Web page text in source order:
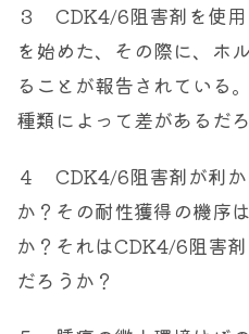
３ CDK4/6阻害剤を使
を始めた、その際に、ホ
ることが報告されている
種類によって差があるだ
４ CDK4/6阻害剤が利か
か？その耐性獲得の機序
か？それはCDK4/6阻害
だろうか？